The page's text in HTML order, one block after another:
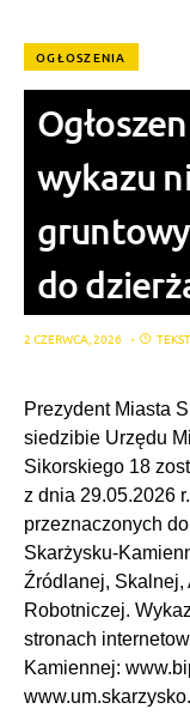
OGŁOSZENIA
wykazu
do
2 CZERWCA, 2026
Prezydent Miasta
siedzibie Urzędu
Sikorskiego 18
z dnia 29.05.2026
przeznaczonych
Skarżysku-
Źródlanej, Skalnej,
Robotniczej.
stronach
Kamiennej: